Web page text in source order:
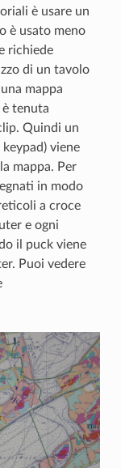
è usare un
è usato meno
richiede
di un tavolo
mappa
è tenuta
Quindi un
viene
mappa. Per
in modo
a croce
e ogni
il puck viene
Puoi vedere